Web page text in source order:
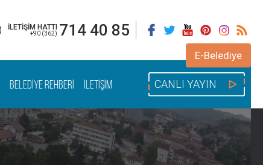
İLETİŞİM HATTI
+90 (362) 714 40 85
BELEDİYE REHBERİ İLETİŞİM
E-Belediye
CANLI YAYIN